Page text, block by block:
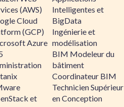
(AWS)
Cloud
(GCP)
Azure
et
Intelligentes et
BigData
Ingénierie et
modélisation
BIM Modeleur du
bâtiment
Coordinateur BIM
Technicien Supérieur
en Conception